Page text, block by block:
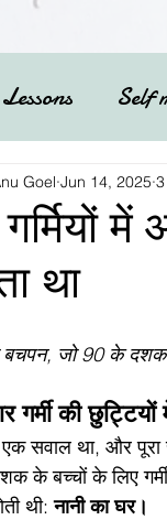
Self
Techs
था
Goel Jun 14, 2025
बचपन, जो 90 के
गर्मी की
सवाल था, और पूरा
के बच्चों के लिए गर्मी
थी: नानी का घर।